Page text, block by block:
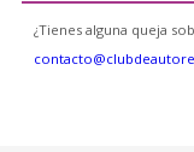
¿Tienes alguna queja